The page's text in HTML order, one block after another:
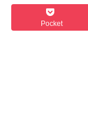
Pocket